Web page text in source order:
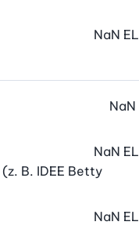
NaN EL
NaN
(z. B. IDEE Betty
NaN EL
NaN EL